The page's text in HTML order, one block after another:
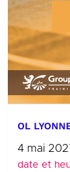
OL
4 mai
date et